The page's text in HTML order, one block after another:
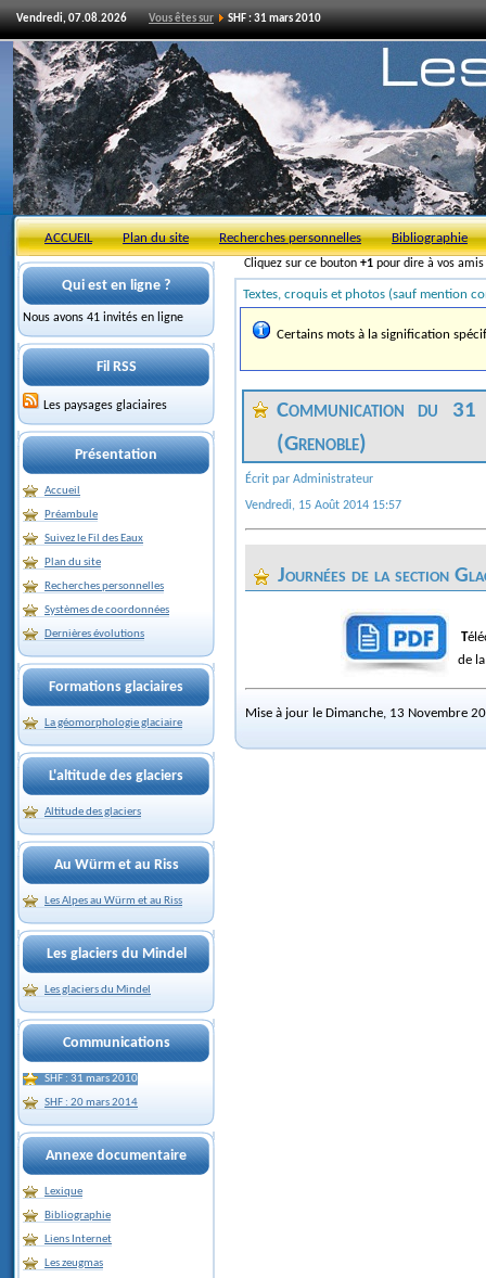
Vendredi, 07.08.2026 Vous êtes sur SHF : 31 mars 2010
ACCUEIL Plan du site Recherches personnelles Bibliographie
Cliquez sur ce bouton +1 pour dire à vos
Qui est en ligne ?
Nous avons 41 invités en ligne
Fil RSS
Les paysages glaciaires
Présentation
Accueil
Préambule
Suivez le Fil des Eaux
Plan du site
Recherches personnelles
Systèmes de coordonnées
Dernières évolutions
Formations glaciaires
La géomorphologie glaciaire
L'altitude des glaciers
Altitude des glaciers
Au Würm et au Riss
Les Alpes au Würm et au Riss
Les glaciers du Mindel
Les glaciers du Mindel
Communications
SHF : 31 mars 2010
SHF : 20 mars 2014
Annexe documentaire
Lexique
Bibliographie
Liens Internet
Les zeugmas
Textes, croquis et photos (sauf mention
Certains mots à la signification
Communication du
(Grenoble)
Écrit par Administrateur
Vendredi, 15 Août 2014 15:57
Journées de la section
de
Mise à jour le Dimanche, 13 Novembre